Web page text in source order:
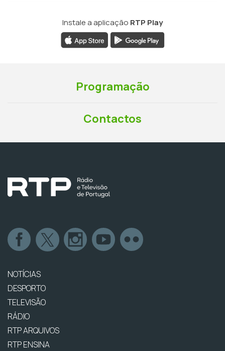
Instale a aplicação RTP Play
Programação
Contactos
NOTÍCIAS
DESPORTO
TELEVISÃO
RÁDIO
RTP ARQUIVOS
RTP ENSINA